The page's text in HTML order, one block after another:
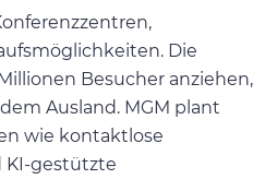
Die
Besucher anziehen,
Ausland. MGM plant
wie kontaktlose
KI-gestützte